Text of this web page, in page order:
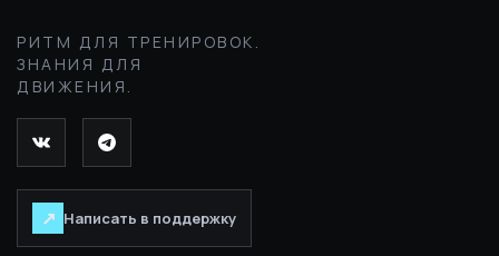
РИТМ ДЛЯ ТРЕНИРОВОК.
ЗНАНИЯ ДЛЯ
ДВИЖЕНИЯ.
↗ Написать в поддержку